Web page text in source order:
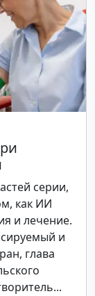
серии,
как ИИ
и лечение.
и
глава